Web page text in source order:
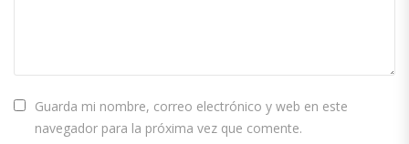
Guarda mi nombre, correo electrónico y web en este
navegador para la próxima vez que comente.